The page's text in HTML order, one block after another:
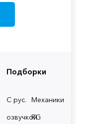
Подборки
С рус.
озвучкой
Механики
RG